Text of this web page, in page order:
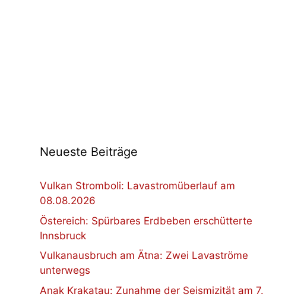
Neueste Beiträge
Vulkan Stromboli: Lavastromüberlauf am
08.08.2026
Östereich: Spürbares Erdbeben erschütterte
Innsbruck
Vulkanausbruch am Ätna: Zwei Lavaströme
unterwegs
Anak Krakatau: Zunahme der Seismizität am 7.